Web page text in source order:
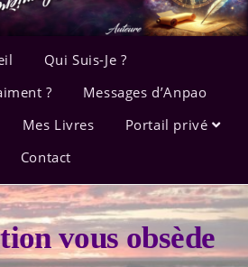
Qui Suis-Je ?
?
Messages d’Anpao
Mes Livres
Portail privé
Contact
vous obsède